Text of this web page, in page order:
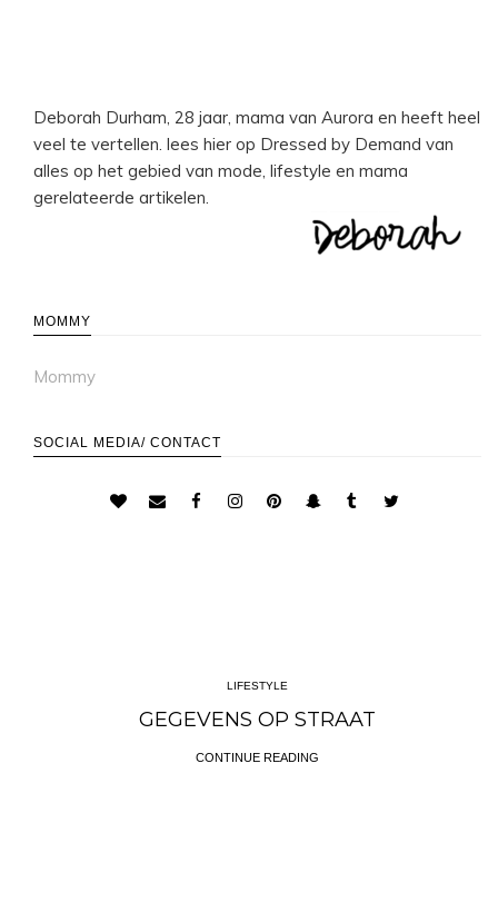
Deborah Durham, 28 jaar, mama van Aurora en heeft heel
veel te vertellen. lees hier op Dressed by Demand van
alles op het gebied van mode, lifestyle en mama
gerelateerde artikelen.
MOMMY
Mommy
SOCIAL MEDIA/ CONTACT
LIFESTYLE
GEGEVENS OP STRAAT
CONTINUE READING